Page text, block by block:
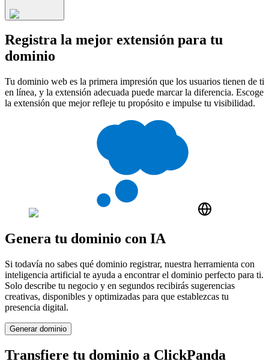
Registra la mejor extensión para tu
dominio
Tu dominio web es la primera impresión que los usuarios tienen de ti
en línea, y la extensión adecuada puede marcar la diferencia. Escoge
la extensión que mejor refleje tu propósito e impulse tu visibilidad.
Genera tu dominio con IA
Si todavía no sabes qué dominio registrar, nuestra herramienta con
inteligencia artificial te ayuda a encontrar el dominio perfecto para ti.
Solo describe tu negocio y en segundos recibirás sugerencias
creativas, disponibles y optimizadas para que establezcas tu
presencia digital.
Generar dominio
Transfiere tu dominio a ClickPanda